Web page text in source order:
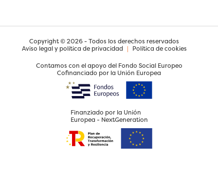
Copyright © 2026 - Todos los derechos reservados
Aviso legal y política de privacidad | Política de cookies
Contamos con el apoyo del Fondo Social Europeo
Cofinanciado por la Unión Europea
Finanziado por la Unión
Europea - NextGeneration